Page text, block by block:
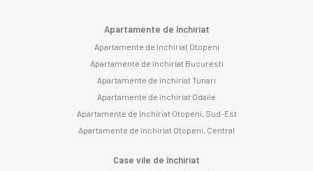
Apartamente de închiriat
Apartamente de închiriat Otopeni
Apartamente de închiriat Bucuresti
Apartamente de închiriat Tunari
Apartamente de închiriat Odaile
Apartamente de închiriat Otopeni, Sud-Est
Apartamente de închiriat Otopeni, Central
Case vile de închiriat